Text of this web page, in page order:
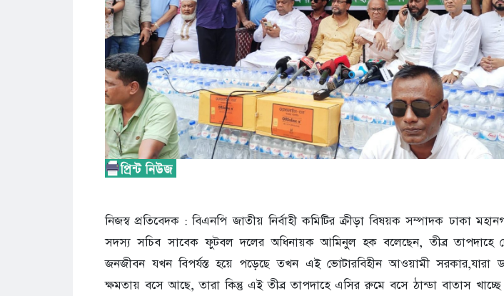
নিজস্ব প্রতিবেদক : বিএনপি জাতীয় নির্বাহী কমিটির ক্রীড়া বিষয়ক সম্পাদক ঢাকা
সদস্য সচিব সাবেক ফুটবল দলের অধিনায়ক আমিনুল হক বলেছেন, তীব্র তাপদাহে
জনজীবন যখন বিপর্যস্ত হয়ে পড়েছে তখন এই ভোটারবিহীন আওয়ামী সরকার,যারা
ক্ষমতায় বসে আছে, তারা কিন্তু এই তীব্র তাপদাহে এসির রুমে বসে ঠান্ডা বাতাস খাচ্ছে।